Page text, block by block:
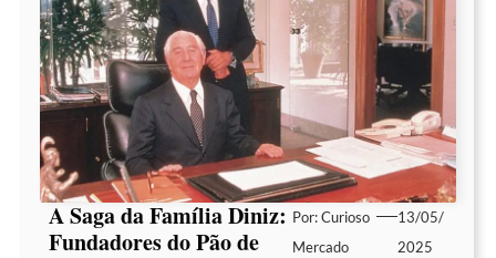
A Saga da Família Diniz:
Fundadores do Pão de
Por:Curioso
Mercado
13/05/
2025